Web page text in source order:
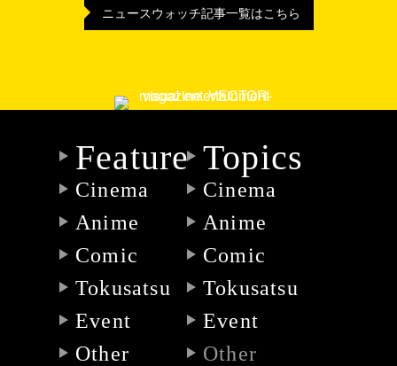
ニュースウォッチ記事一覧はこちら
Feature
Cinema
Anime
Comic
Tokusatsu
Event
Other
Topics
Cinema
Anime
Comic
Tokusatsu
Event
Other